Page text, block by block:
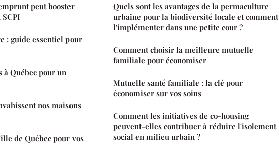
peut booster
: guide essentiel pour
Québec pour un
nos maisons
de Québec pour vos
Quels sont les avantages de la permaculture
urbaine pour la biodiversité locale et comment
l'implémenter dans une petite cour ?
Comment choisir la meilleure mutuelle
familiale pour économiser
Mutuelle santé familiale : la clé pour
économiser sur vos soins
Comment les initiatives de co-housing
peuvent-elles contribuer à réduire l'isolement
social en milieu urbain ?